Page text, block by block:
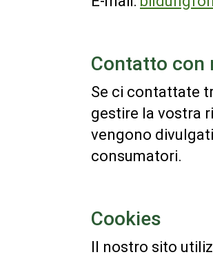
Contatto con
Se ci contattate
gestire la vostra
vengono
consumatori.
Cookies
Il nostro sito